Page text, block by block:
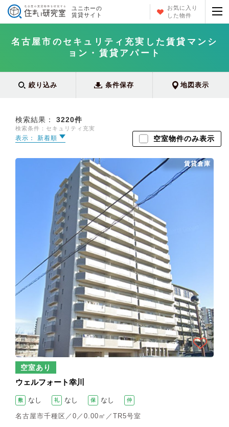
ユニホーの
賃貸サイト
お気に入り
した物件
名古屋市のセキュリティ充実した賃貸マンシ
ョン・賃貸アパート
絞り込み 条件保存 地図表示
検索結果： 3220件
検索条件：セキュリティ充実
表示： 新着順 空室物件のみ表示
空室あり
ウェルフォート幸川
敷 なし 礼 なし 保 なし 仲
名古屋市千種区／0／0.00㎡／TR5号室
賃貸倉庫